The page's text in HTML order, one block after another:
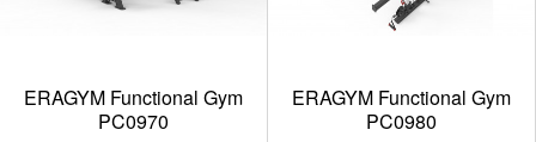
ERAGYM Functional Gym
PC0970
ERAGYM Functional Gym
PC0980